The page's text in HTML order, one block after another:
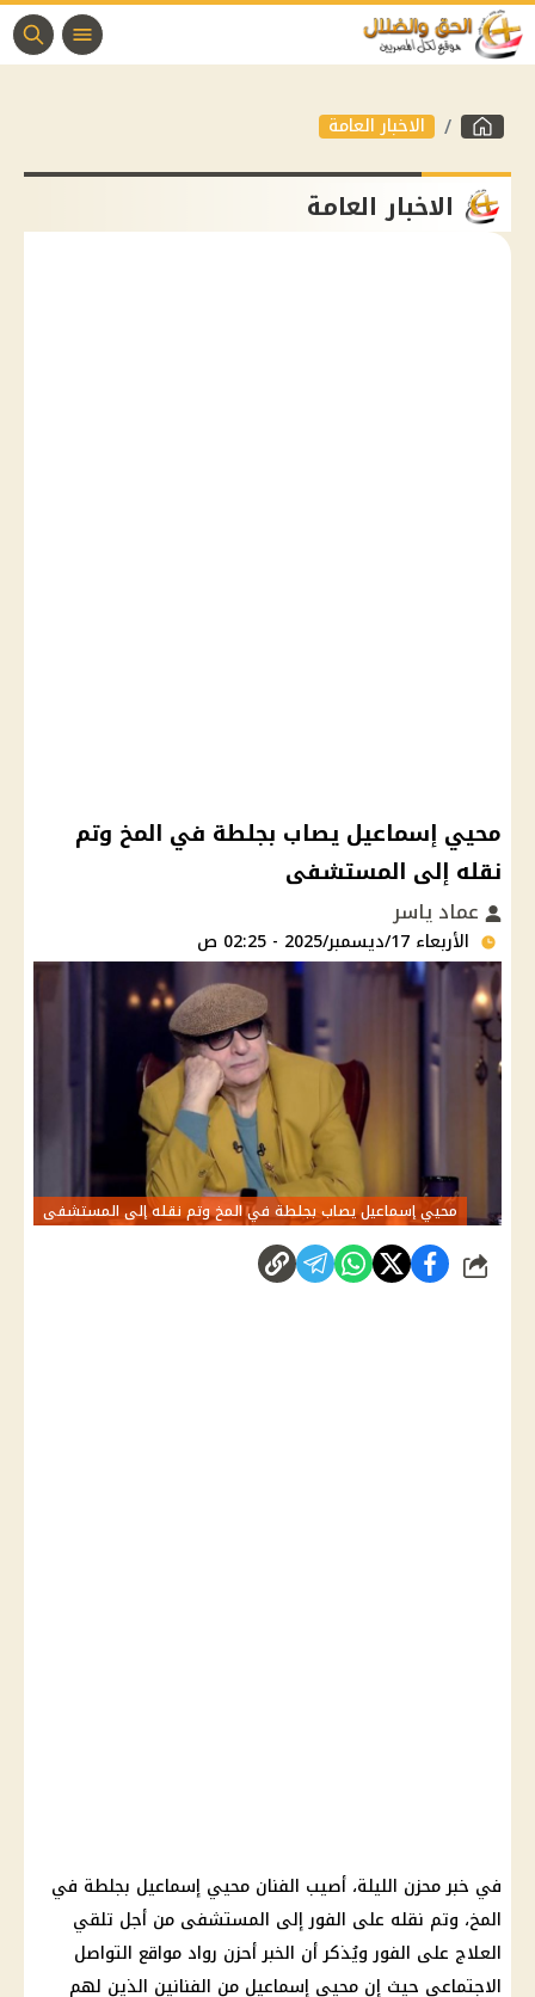
الاخبار العامة
الاخبار العامة
محيي إسماعيل يصاب بجلطة في المخ وتم
نقله إلى المستشفى
عماد ياسر
الأربعاء 17/ديسمبر/2025 - 02:25 ص
محيي إسماعيل يصاب بجلطة في المخ وتم نقله إلى المستشفى
شارك
في خبر محزن الليلة، أصيب الفنان محيي إسماعيل بجلطة في
المخ، وتم نقله على الفور إلى المستشفى من أجل تلقي
العلاج على الفور ويُذكر أن الخبر أحزن رواد مواقع التواصل
الاجتماعي حيث إن محيي إسماعيل من الفنانين الذين لهم